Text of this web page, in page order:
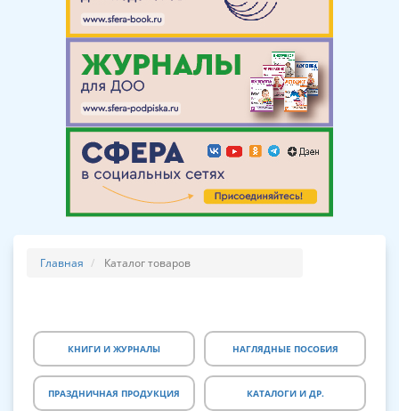
Главная Каталог товаров
КНИГИ И ЖУРНАЛЫ НАГЛЯДНЫЕ ПОСОБИЯ
ПРАЗДНИЧНАЯ ПРОДУКЦИЯ КАТАЛОГИ И ДР.